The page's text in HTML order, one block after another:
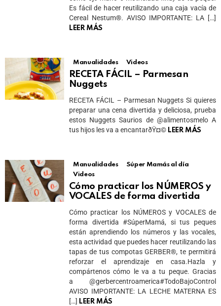
Es fácil de hacer reutilizando una caja vacía de
Cereal Nestum®️. AVISO IMPORTANTE: LA […]
LEER MÁS
Manualidades Videos
RECETA FÁCIL – Parmesan
Nuggets
RECETA FÁCIL – Parmesan Nuggets Si quieres
preparar una cena divertida y deliciosa, prueba
estos Nuggets Saurios de @alimentosmelo A
tus hijos les va a encantarðŸ¤© LEER MÁS
Manualidades
Súper Mamás al día
Videos
Cómo practicar los NÚMEROS y
VOCALES de forma divertida
Cómo practicar los NÚMEROS y VOCALES de
forma divertida #SúperMamá, si tus peques
están aprendiendo los números y las vocales,
esta actividad que puedes hacer reutilizando las
tapas de tus compotas GERBER®️, te permitirá
reforzar el aprendizaje en casa.Hazla y
compártenos cómo le va a tu peque. Gracias
a @gerbercentroamerica#TodoBajoControl
AVISO IMPORTANTE: LA LECHE MATERNA ES
[…] LEER MÁS